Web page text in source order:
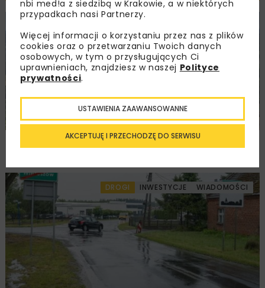
PKP PLK ogłosiły przetarg na odcinek Gdów
DROGI INWESTYCJE WIADOMOŚCI
nbi med!a z siedzibą w Krakowie, a w niektórych
przypadkach nasi Partnerzy.
Więcej informacji o korzystaniu przez nas z plików
cookies oraz o przetwarzaniu Twoich danych
osobowych, w tym o przysługujących Ci
uprawnieniach, znajdziesz w naszej Polityce
prywatności.
AKCEPTUJĘ I PRZECHODZĘ DO SERWISU
USTAWIENIA ZAAWANSOWANNE